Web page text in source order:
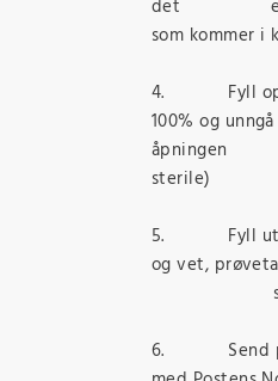
det er
som kommer i
4. Fyll opp
100% og
åpningen
sterile)
5. Fyll ut
og vet,
6. Send